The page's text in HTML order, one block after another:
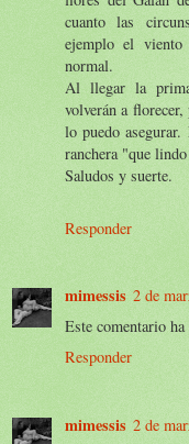
cuanto las
ejemplo el viento
normal.
Al llegar la
volverán a
lo puedo
ranchera "que
Saludos y suerte.
Responder
mimessis 2 de
Este comentario
Responder
mimessis 2 de